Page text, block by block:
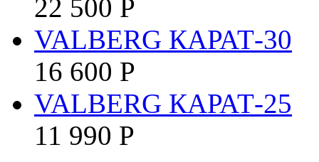
22 500 Р
VALBERG КАРАТ-30
16 600 Р
VALBERG КАРАТ-25
11 990 Р